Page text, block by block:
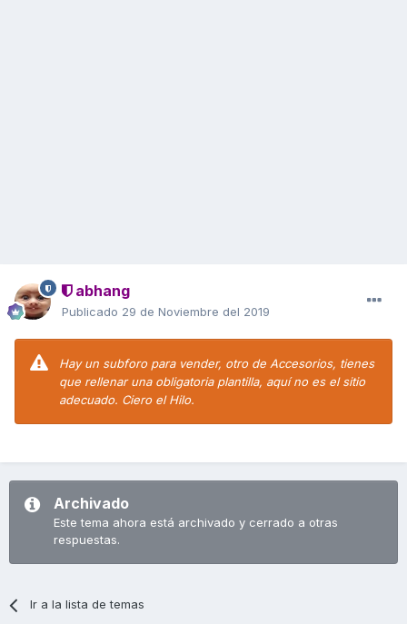
abhang
Publicado 29 de Noviembre del 2019
Hay un subforo para vender, otro de Accesorios, tienes
que rellenar una obligatoria plantilla, aquí no es el sitio
adecuado. Ciero el Hilo.
Archivado
Este tema ahora está archivado y cerrado a otras
respuestas.
Ir a la lista de temas